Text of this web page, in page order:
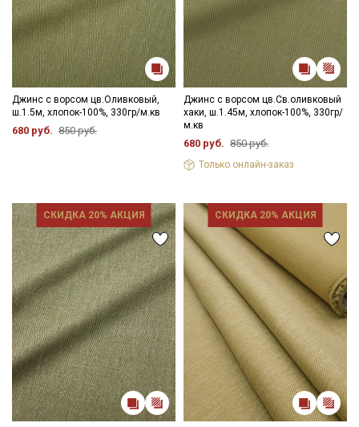
Джинс с ворсом цв.Оливковый,
ш.1.5м, хлопок-100%, 330гр/м.кв
680 руб. 850 руб.
Джинс с ворсом цв.Св.оливковый
хаки, ш.1.45м, хлопок-100%, 330гр/
м.кв
680 руб. 850 руб.
Только онлайн-заказ
СКИДКА 20% АКЦИЯ СКИДКА 20% АКЦИЯ